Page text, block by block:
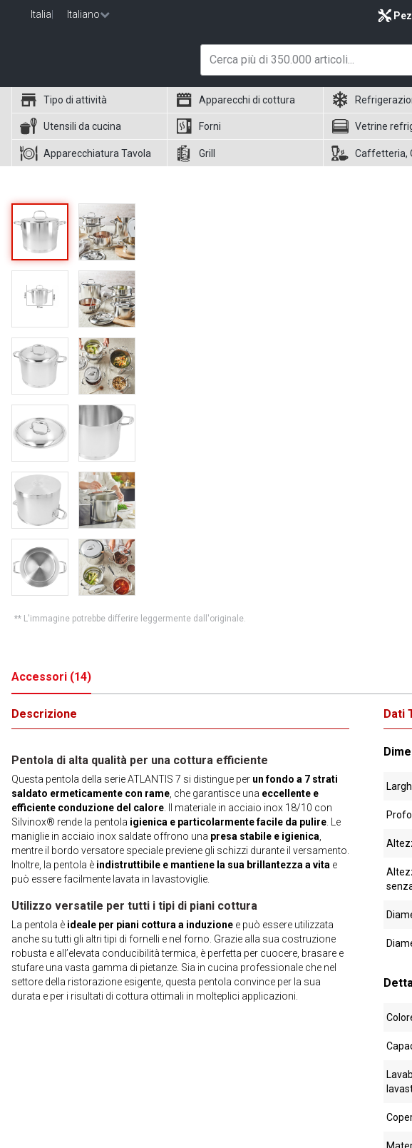
Italia Italiano
Tipo di attività Apparecchi di cottura
Utensili da cucina Forni Vetrine
Apparecchiatura Tavola Grill
** L'immagine potrebbe differire leggermente dall'originale.
Accessori (14)
Descrizione
Pentola di alta qualità per una cottura efficiente
Questa pentola della serie ATLANTIS 7 si distingue per un fondo a 7 strati
saldato ermeticamente con rame , che garantisce una eccellente e
efficiente conduzione del calore . Il materiale in acciaio inox 18/10 con
Silvinox® rende la pentola igienica e particolarmente facile da pulire . Le
maniglie in acciaio inox saldate offrono una presa stabile e igienica
mentre il bordo versatore speciale previene gli schizzi durante il versamento.
Inoltre, la pentola è indistruttibile e mantiene la sua brillantezza a vita e
può essere facilmente lavata in lavastoviglie.
Utilizzo versatile per tutti i tipi di piani cottura
La pentola è ideale per piani cottura a induzione e può essere utilizzata
anche su tutti gli altri tipi di fornelli e nel forno. Grazie alla sua costruzione
robusta e all’elevata conducibilità termica, è perfetta per cuocere, brasare e
stufare una vasta gamma di pietanze. Sia in cucina professionale che nel
settore della ristorazione esigente, questa pentola convince per la sua
durata e per i risultati di cottura ottimali in molteplici applicazioni.
Dati